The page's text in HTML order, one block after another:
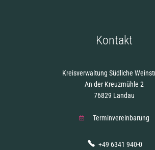
Kontakt
Kreisverwaltung Südliche
An der Kreuzmühle 2
76829 Landau
Terminvereinbarung
+49 6341 940-0